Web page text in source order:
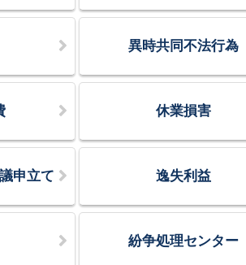
異時共同不法行為
休業損害
申立て 逸失利益
紛争処理センター